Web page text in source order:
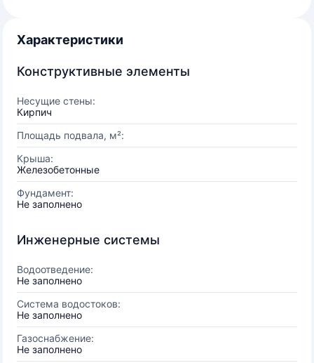
Характеристики
Конструктивные элементы
Несущие стены:
Кирпич
Площадь подвала, м²:
Крыша:
Железобетонные
Фундамент:
Не заполнено
Инженерные системы
Водоотведение:
Не заполнено
Система водостоков:
Не заполнено
Газоснабжение:
Не заполнено